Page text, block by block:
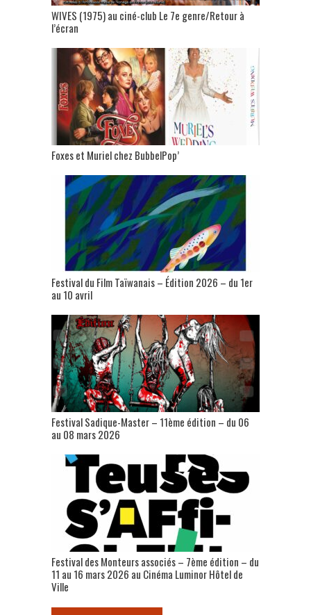
WIVES (1975) au ciné-club Le 7e genre/Retour à
l’écran
Foxes et Muriel chez BubbelPop’
Festival du Film Taïwanais – Édition 2026 – du 1er
au 10 avril
Festival Sadique-Master – 11ème édition – du 06
au 08 mars 2026
Festival des Monteurs associés – 7ème édition – du
11 au 16 mars 2026 au Cinéma Luminor Hôtel de
Ville